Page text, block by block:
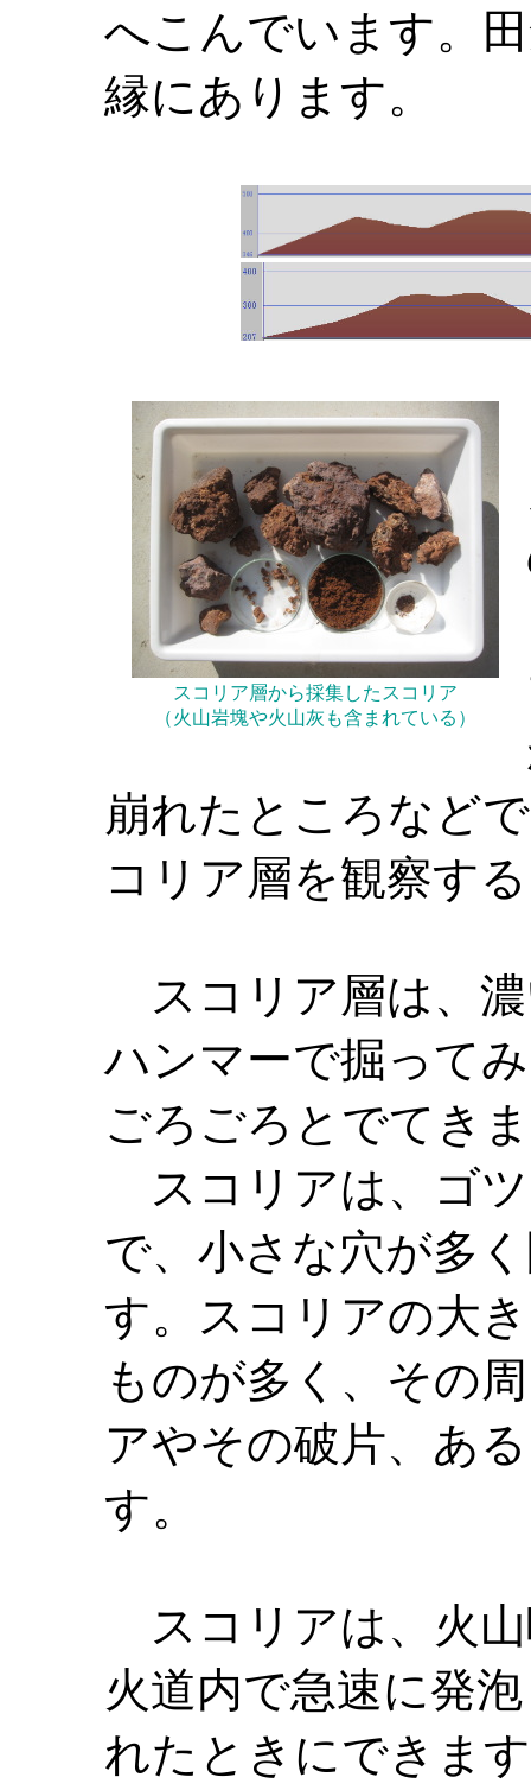
へこんでいます。
縁にあります。
スコリア層から採集したスコリア
（火山岩塊や火山灰も含まれている）
崩れたところなど
コリア層を観察す
スコリア層は、
ハンマーで掘って
ごろごろとでてき
スコリアは、ゴ
で、小さな穴が多
す。スコリアの大
ものが多く、その
アやその破片、あ
す。
スコリアは、火
火道内で急速に発
れたときにできま